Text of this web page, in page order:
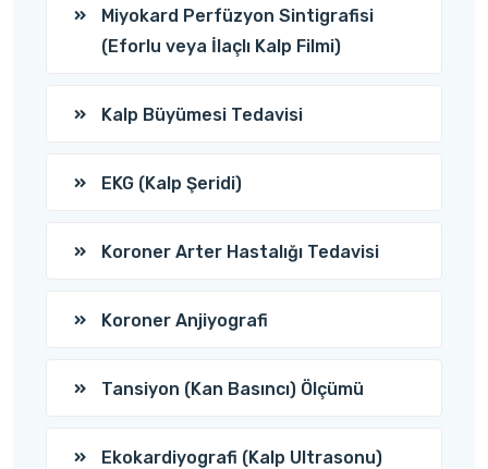
Miyokard Perfüzyon Sintigrafisi
(Eforlu veya İlaçlı Kalp Filmi)
Kalp Büyümesi Tedavisi
EKG (Kalp Şeridi)
Koroner Arter Hastalığı Tedavisi
Koroner Anjiyografi
Tansiyon (Kan Basıncı) Ölçümü
Ekokardiyografi (Kalp Ultrasonu)